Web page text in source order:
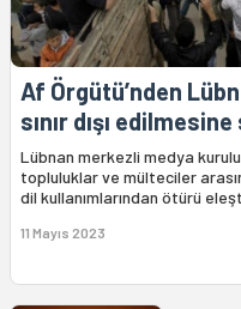
Af Örgütü’nden
sınır dışı
Lübnan merkezli medya
topluluklar ve mülteciler
dil kullanımlarından ötürü
11 Mayıs 2023